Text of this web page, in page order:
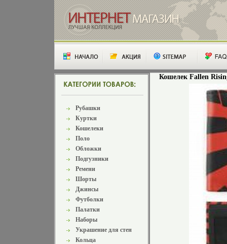
Рубашки
Куртки
Кошелеки
Поло
Обложки
Подгузники
Ремени
Шорты
Джинсы
Футболки
Палатки
Наборы
Украшение для стен
Кольца
Кошелек Fallen